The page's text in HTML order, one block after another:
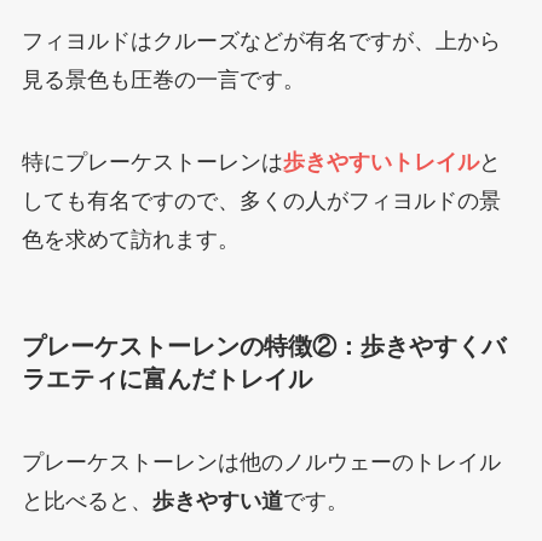
フィヨルドはクルーズなどが有名ですが、上から
見る景色も圧巻の一言です。
特にプレーケストーレンは歩きやすいトレイルと
しても有名ですので、多くの人がフィヨルドの景
色を求めて訪れます。
プレーケストーレンの特徴②：歩きやすくバ
ラエティに富んだトレイル
プレーケストーレンは他のノルウェーのトレイル
と比べると、 歩きやすい道です。